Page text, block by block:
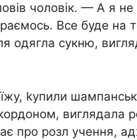
чоловік. — А я
Все буде на
сукню,
kупили
виглядала
про розл учення,